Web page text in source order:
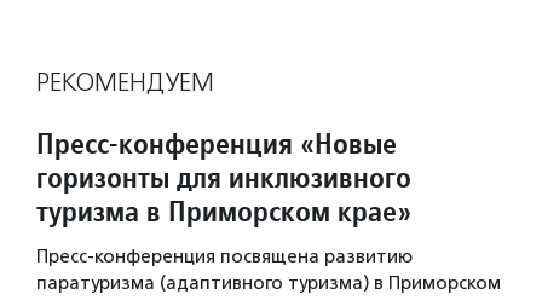
РЕКОМЕНДУЕМ
Пресс-конференция «Новые
горизонты для инклюзивного
туризма в Приморском крае»
Пресс-конференция посвящена развитию
паратуризма (адаптивного туризма) в Приморском